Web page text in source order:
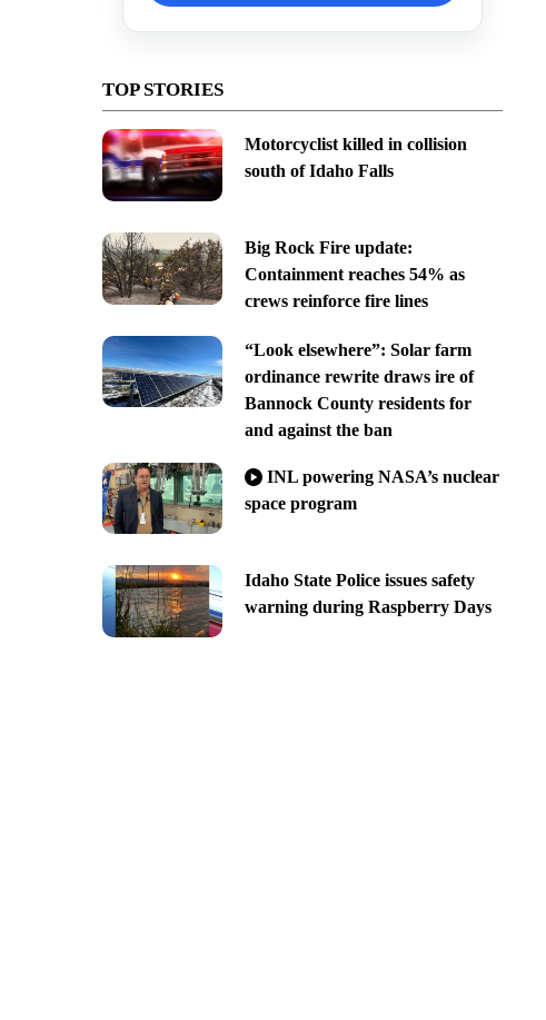
TOP STORIES
Motorcyclist killed in collision
south of Idaho Falls
Big Rock Fire update:
Containment reaches 54% as
crews reinforce fire lines
“Look elsewhere”: Solar farm
ordinance rewrite draws ire of
Bannock County residents for
and against the ban
INL powering NASA’s nuclear
space program
Idaho State Police issues safety
warning during Raspberry Days